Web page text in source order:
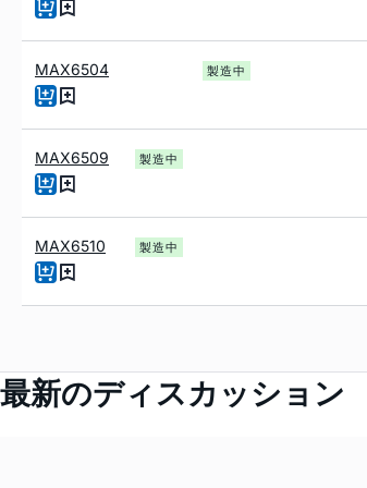
MAX6504 製造中
MAX6509 製造中
MAX6510 製造中
最新のディスカッション